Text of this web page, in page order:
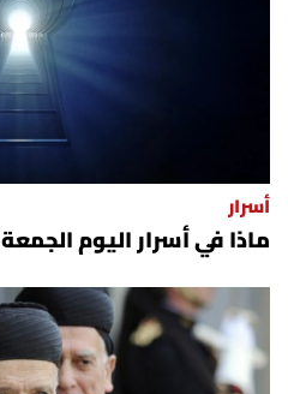
أسرار
ماذا في أسرار اليوم الجمعة 07-08-2026؟